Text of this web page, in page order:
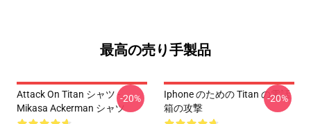
最高の売り手製品
Attack On Titan シャツ -
Mikasa Ackerman シャツ
-20%
Iphone のための Titan の電話
箱の攻撃
-20%